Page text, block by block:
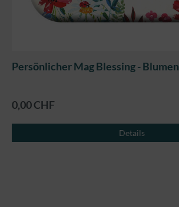
Persönlicher Mag Blessing - Blumen
0,00 CHF
Details